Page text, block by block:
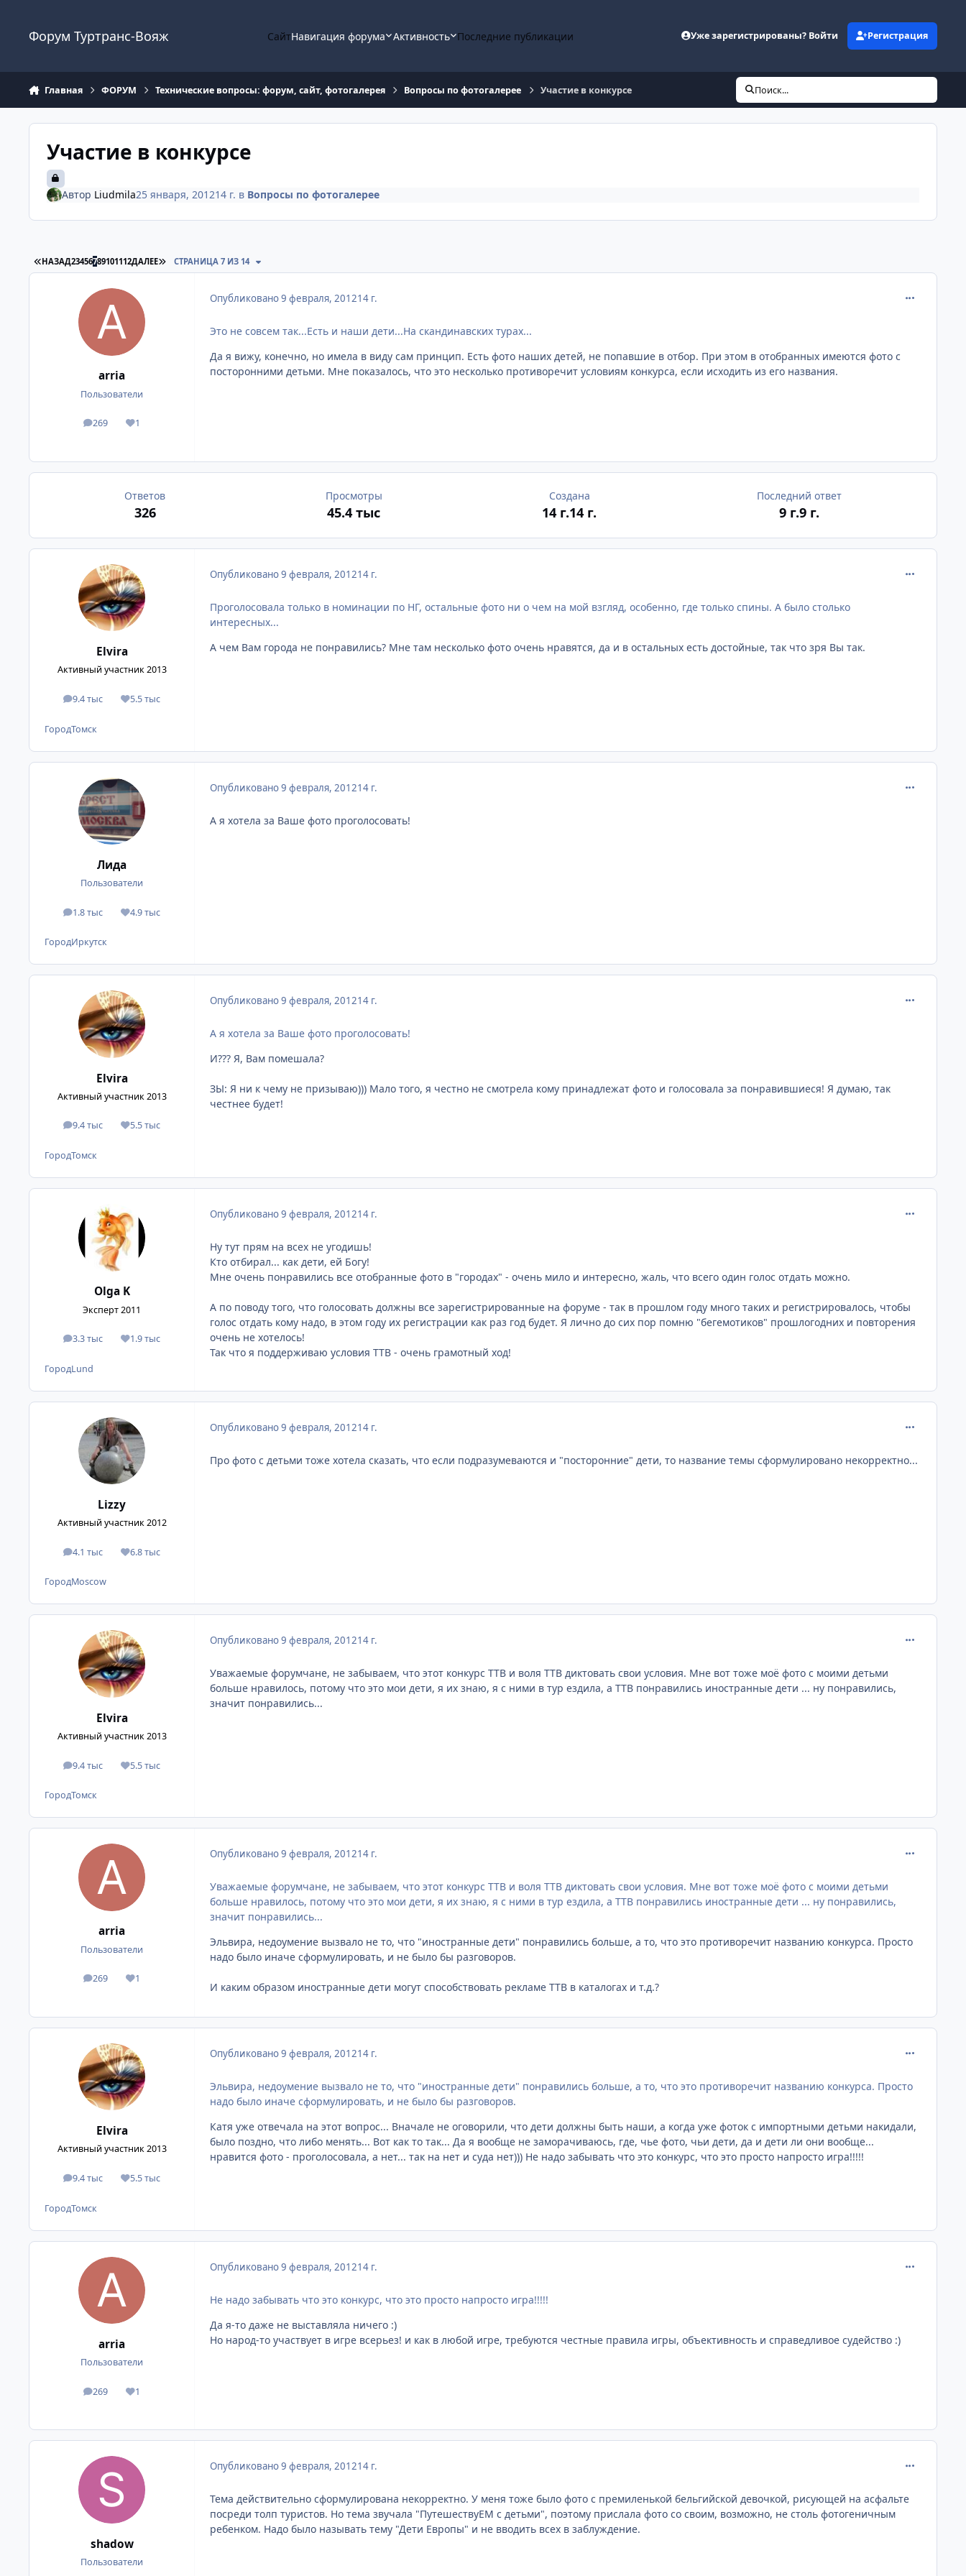
Форум Туртранс-Вояж СайтНавигация форума Активность Последние публикации Уже зарегистрированы? Войти Регистрация
Главная ФОРУМ Технические вопросы: форум, сайт, фотогалерея Вопросы по фотогалерее Участие в конкурсе Поиск...
Участие в конкурсе
Автор Liudmila25 января, 201214 г. в Вопросы по фотогалерее
ПЕРВАЯ СТРАНИЦА
НАЗАД23456789101112ДАЛЕЕ ПОСЛЕДНЯЯ СТРАНИЦА
СТРАНИЦА 7 ИЗ 14
arria
Пользователи
269
сообщения
1
Репутация
Опубликовано9 февраля, 201214 г.
Это не совсем так...Есть и наши дети...На скандинавских турах...
Да я вижу, конечно, но имела в виду сам принцип. Есть фото наших детей, не попавшие в отбор. При этом в отобранных имеются фото с
посторонними детьми. Мне показалось, что это несколько противоречит условиям конкурса, если исходить из его названия.
Ответов
326
Просмотры
45.4 тыс
Создана
14 г.14 г.
Последний ответ
9 г.9 г.
Elvira
Активный участник 2013
9.4 тыс
сообщения5.5 тыс
Репутация
ГородТомск
Опубликовано9 февраля, 201214 г.
Проголосовала только в номинации по НГ, остальные фото ни о чем на мой взгляд, особенно, где только спины. А было столько
интересных...
А чем Вам города не понравились? Мне там несколько фото очень нравятся, да и в остальных есть достойные, так что зря Вы так.
Лида
Пользователи
1.8 тыс
сообщения4.9 тыс
Репутация
ГородИркутск
Опубликовано9 февраля, 201214 г.
А я хотела за Ваше фото проголосовать!
Elvira
Активный участник 2013
9.4 тыс
сообщения5.5 тыс
Репутация
ГородТомск
Опубликовано9 февраля, 201214 г.
А я хотела за Ваше фото проголосовать!
И??? Я, Вам помешала?
ЗЫ: Я ни к чему не призываю))) Мало того, я честно не смотрела кому принадлежат фото и голосовала за понравившиеся! Я думаю, так
честнее будет!
Olga K
Эксперт 2011
3.3 тыс
сообщения1.9 тыс
Репутация
ГородLund
Опубликовано9 февраля, 201214 г.
Ну тут прям на всех не угодишь!
Кто отбирал... как дети, ей Богу!
Мне очень понравились все отобранные фото в "городах" - очень мило и интересно, жаль, что всего один голос отдать можно.
А по поводу того, что голосовать должны все зарегистрированные на форуме - так в прошлом году много таких и регистрировалось, чтобы
голос отдать кому надо, в этом году их регистрации как раз год будет. Я лично до сих пор помню "бегемотиков" прошлогодних и повторения
очень не хотелось!
Так что я поддерживаю условия ТТВ - очень грамотный ход!
Lizzy
Активный участник 2012
4.1 тыс
сообщения6.8 тыс
Репутация
ГородMoscow
Опубликовано9 февраля, 201214 г.
Про фото с детьми тоже хотела сказать, что если подразумеваются и "посторонние" дети, то название темы сформулировано некорректно...
Elvira
Активный участник 2013
9.4 тыс
сообщения5.5 тыс
Репутация
ГородТомск
Опубликовано9 февраля, 201214 г.
Уважаемые форумчане, не забываем, что этот конкурс ТТВ и воля ТТВ диктовать свои условия. Мне вот тоже моё фото с моими детьми
больше нравилось, потому что это мои дети, я их знаю, я с ними в тур ездила, а ТТВ понравились иностранные дети ... ну понравились,
значит понравились...
arria
Пользователи
269
сообщения
1
Репутация
Опубликовано9 февраля, 201214 г.
Уважаемые форумчане, не забываем, что этот конкурс ТТВ и воля ТТВ диктовать свои условия. Мне вот тоже моё фото с моими детьми
больше нравилось, потому что это мои дети, я их знаю, я с ними в тур ездила, а ТТВ понравились иностранные дети ... ну понравились,
значит понравились...
Эльвира, недоумение вызвало не то, что "иностранные дети" понравились больше, а то, что это противоречит названию конкурса. Просто
надо было иначе сформулировать, и не было бы разговоров.
И каким образом иностранные дети могут способствовать рекламе ТТВ в каталогах и т.д.?
Elvira
Активный участник 2013
9.4 тыс
сообщения5.5 тыс
Репутация
ГородТомск
Опубликовано9 февраля, 201214 г.
Эльвира, недоумение вызвало не то, что "иностранные дети" понравились больше, а то, что это противоречит названию конкурса. Просто
надо было иначе сформулировать, и не было бы разговоров.
Катя уже отвечала на этот вопрос... Вначале не оговорили, что дети должны быть наши, а когда уже фоток с импортными детьми накидали,
было поздно, что либо менять... Вот как то так... Да я вообще не заморачиваюсь, где, чье фото, чьи дети, да и дети ли они вообще...
нравится фото - проголосовала, а нет... так на нет и суда нет))) Не надо забывать что это конкурс, что это просто напросто игра!!!!!
arria
Пользователи
269
сообщения
1
Репутация
Опубликовано9 февраля, 201214 г.
Не надо забывать что это конкурс, что это просто напросто игра!!!!!
Да я-то даже не выставляла ничего :)
Но народ-то участвует в игре всерьез! и как в любой игре, требуются честные правила игры, объективность и справедливое судейство :)
shadow
Пользователи
Опубликовано9 февраля, 201214 г.
Тема действительно сформулирована некорректно. У меня тоже было фото с премиленькой бельгийской девочкой, рисующей на асфальте
посреди толп туристов. Но тема звучала "ПутешествуЕМ с детьми", поэтому прислала фото со своим, возможно, не столь фотогеничным
ребенком. Надо было называть тему "Дети Европы" и не вводить всех в заблуждение.